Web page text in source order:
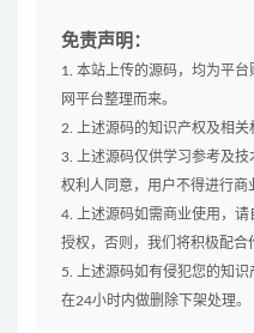
免责声明：
1. 本站上传的源码，均为平
网平台整理而来。
2. 上述源码的知识产权及相关
3. 上述源码仅供学习参考及
权利人同意，用户不得进行商
4. 上述源码如需商业使用，
授权，否则，我们将积极配合
5. 上述源码如有侵犯您的知
在24小时内做删除下架处理。